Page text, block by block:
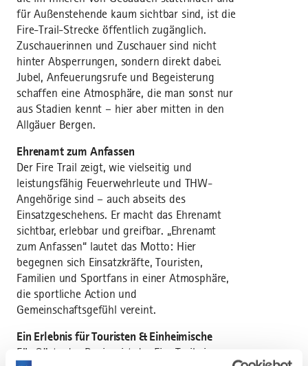
für Außenstehende kaum sichtbar sind, ist die
Fire-Trail-Strecke öffentlich zugänglich.
Zuschauerinnen und Zuschauer sind nicht
hinter Absperrungen, sondern direkt dabei.
Jubel, Anfeuerungsrufe und Begeisterung
schaffen eine Atmosphäre, die man sonst nur
aus Stadien kennt – hier aber mitten in den
Allgäuer Bergen.
Ehrenamt zum Anfassen
Der Fire Trail zeigt, wie vielseitig und
leistungsfähig Feuerwehrleute und THW-
Angehörige sind – auch abseits des
Einsatzgeschehens. Er macht das Ehrenamt
sichtbar, erlebbar und greifbar. „Ehrenamt
zum Anfassen“ lautet das Motto: Hier
begegnen sich Einsatzkräfte, Touristen,
Familien und Sportfans in einer Atmosphäre,
die sportliche Action und
Gemeinschaftsgefühl vereint.
Ein Erlebnis für Touristen & Einheimische
Für Gäste der Region ist der Fire Trail ein